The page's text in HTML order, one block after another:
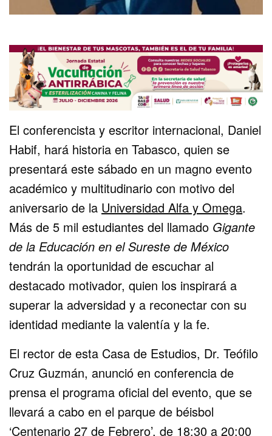
El conferencista y escritor internacional, Daniel
Habif, hará historia en Tabasco, quien se
presentará este sábado en un magno evento
académico y multitudinario con motivo del
aniversario de la Universidad Alfa y Omega.
Más de 5 mil estudiantes del llamado Gigante
de la Educación en el Sureste de México
tendrán la oportunidad de escuchar al
destacado motivador, quien los inspirará a
superar la adversidad y a reconectar con su
identidad mediante la valentía y la fe.
El rector de esta Casa de Estudios, Dr. Teófilo
Cruz Guzmán, anunció en conferencia de
prensa el programa oficial del evento, que se
llevará a cabo en el parque de béisbol
‘Centenario 27 de Febrero’, de 18:30 a 20:00